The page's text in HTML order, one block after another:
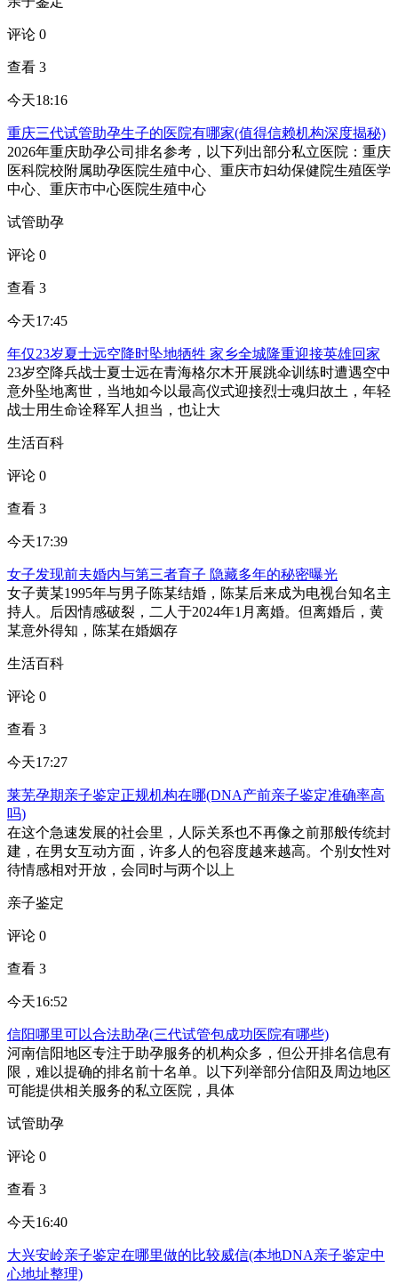
评论 0
查看 3
今天18:16
重庆三代试管助孕生子的医院有哪家(值得信赖机构深度揭秘)
2026年重庆助孕公司排名参考，以下列出部分私立医院：重庆
医科院校附属助孕医院生殖中心、重庆市妇幼保健院生殖医学
中心、重庆市中心医院生殖中心
试管助孕
评论 0
查看 3
今天17:45
年仅23岁夏士远空降时坠地牺牲 家乡全城隆重迎接英雄回家
23岁空降兵战士夏士远在青海格尔木开展跳伞训练时遭遇空中
意外坠地离世，当地如今以最高仪式迎接烈士魂归故土，年轻
战士用生命诠释军人担当，也让大
生活百科
评论 0
查看 3
今天17:39
女子发现前夫婚内与第三者育子 隐藏多年的秘密曝光
女子黄某1995年与男子陈某结婚，陈某后来成为电视台知名主
持人。后因情感破裂，二人于2024年1月离婚。但离婚后，黄
某意外得知，陈某在婚姻存
生活百科
评论 0
查看 3
今天17:27
莱芜孕期亲子鉴定正规机构在哪(DNA产前亲子鉴定准确率高
吗)
在这个急速发展的社会里，人际关系也不再像之前那般传统封
建，在男女互动方面，许多人的包容度越来越高。个别女性对
待情感相对开放，会同时与两个以上
亲子鉴定
评论 0
查看 3
今天16:52
信阳哪里可以合法助孕(三代试管包成功医院有哪些)
河南信阳地区专注于助孕服务的机构众多，但公开排名信息有
限，难以提确的排名前十名单。以下列举部分信阳及周边地区
可能提供相关服务的私立医院，具体
试管助孕
评论 0
查看 3
今天16:40
大兴安岭亲子鉴定在哪里做的比较威信(本地DNA亲子鉴定中
心地址整理)